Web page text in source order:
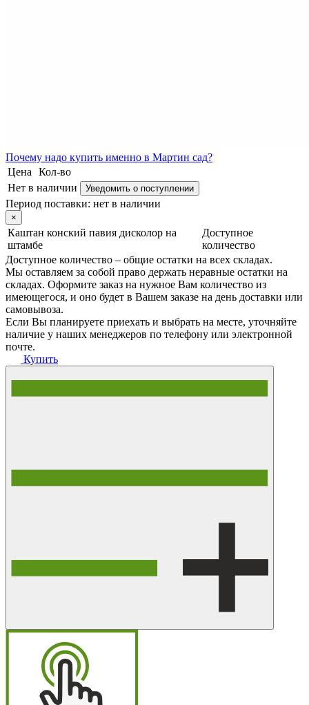
Почему надо купить именно в Мартин сад?
Цена
Кол-во
Нет в наличии
Уведомить о поступлении
Период поставки: нет в наличии
×
Каштан конский павия дисколор на
штамбе
Доступное
количество
Доступное количество – общие остатки на всех складах.
Мы оставляем за собой право держать неравные остатки на
складах. Оформите заказ на нужное Вам количество из
имеющегося, и оно будет в Вашем заказе на день доставки или
самовывоза.
Если Вы планируете приехать и выбрать на месте, уточняйте
наличие у наших менеджеров по телефону или электронной
почте.
Купить